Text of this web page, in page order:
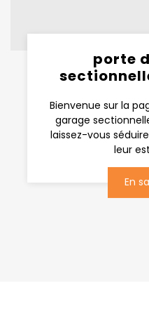
porte
Bienvenue sur la
garage
laissez-vous
leur
En